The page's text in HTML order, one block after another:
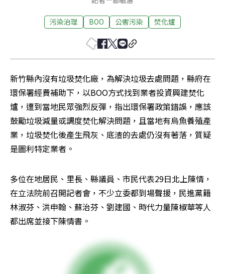
污染治理 BOO 公害污染 焚化爐
新竹縣內沒有垃圾焚化廠，為解決垃圾去處問題，縣府在
環保署經費補助下，以BOO方式找到業者投資興建焚化
爐，遭到當地民眾強烈反彈，指出環保署政策錯誤，應該
鼓勵垃圾減量或調度焚化解決問題，且當地有烏魚養殖產
業，垃圾焚化後產生飛灰、底渣的去處仍沒有著落，質疑
是圖利特定業者。
多位在地居民、里長、縣議員、市民代表29日北上陳情，
在立法院前召開記者會，不少立委都到場聲援，民進黨籍
林淑芬、洪申翰、蘇治芬、劉建國、時代力量陳椒華等人
都出席並接下陳情書。